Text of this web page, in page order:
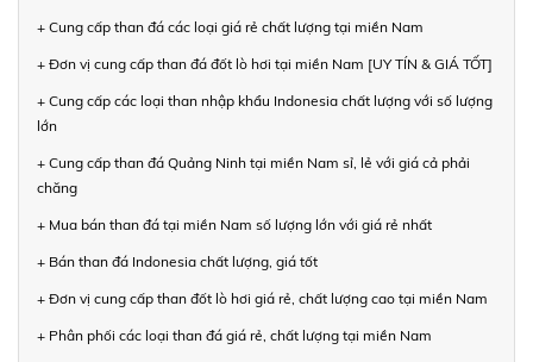
+ Cung cấp than đá các loại giá rẻ chất lượng tại miền Nam
+ Đơn vị cung cấp than đá đốt lò hơi tại miền Nam [UY TÍN & GIÁ TỐT]
+ Cung cấp các loại than nhập khẩu Indonesia chất lượng với số lượng
lớn
+ Cung cấp than đá Quảng Ninh tại miền Nam sỉ, lẻ với giá cả phải
chăng
+ Mua bán than đá tại miền Nam số lượng lớn với giá rẻ nhất
+ Bán than đá Indonesia chất lượng, giá tốt
+ Đơn vị cung cấp than đốt lò hơi giá rẻ, chất lượng cao tại miền Nam
+ Phân phối các loại than đá giá rẻ, chất lượng tại miền Nam